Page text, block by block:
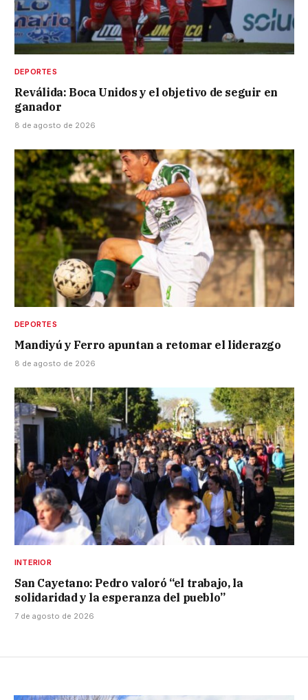
DEPORTES
Reválida: Boca Unidos y el objetivo de seguir en
ganador
8 de agosto de 2026
DEPORTES
Mandiyú y Ferro apuntan a retomar el liderazgo
8 de agosto de 2026
INTERIOR
San Cayetano: Pedro valoró “el trabajo, la
solidaridad y la esperanza del pueblo”
7 de agosto de 2026